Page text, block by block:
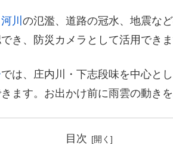
河川 の氾濫、道路の冠水、地震な
き、防災カメラとして活用できま
では、庄内川・下志段味を中心と
ます。お出かけ前に雨雲の動き
目次